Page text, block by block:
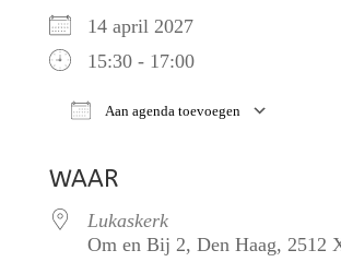
14 april 2027
15:30 - 17:00
Aan agenda toevoegen
WAAR
Lukaskerk
Om en Bij 2, Den Haag, 2512